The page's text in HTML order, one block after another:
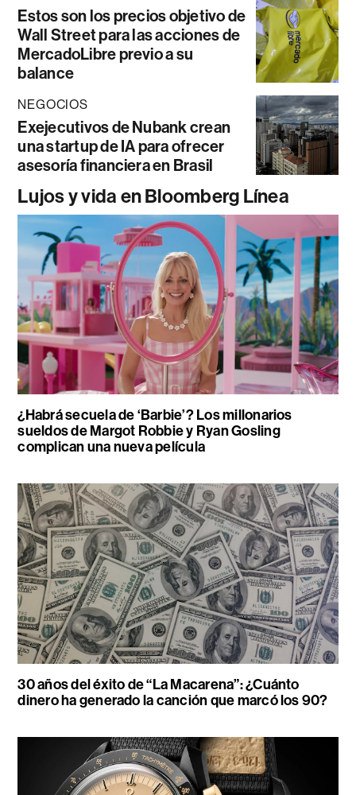
Estos son los precios objetivo de
Wall Street para las acciones de
MercadoLibre previo a su
balance
NEGOCIOS
Exejecutivos de Nubank crean
una startup de IA para ofrecer
asesoría financiera en Brasil
Lujos y vida en Bloomberg Línea
¿Habrá secuela de ‘Barbie’? Los millonarios
sueldos de Margot Robbie y Ryan Gosling
complican una nueva película
30 años del éxito de “La Macarena”: ¿Cuánto
dinero ha generado la canción que marcó los 90?